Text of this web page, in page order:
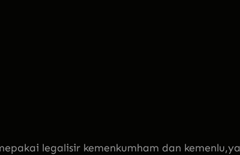
legalisir kemenkumham dan